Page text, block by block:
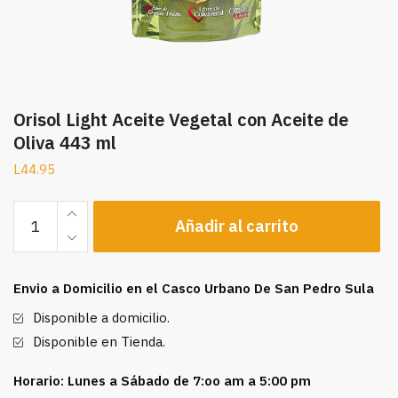
Orisol Light Aceite Vegetal con Aceite de
Oliva 443 ml
L44.95
Light
Aceite
con
Aceite
de
443
Añadir al carrito
Envio a Domicilio en el Casco Urbano De San Pedro Sula
Disponible a domicilio.
Disponible en Tienda.
Horario: Lunes a Sábado de 7:oo am a 5:00 pm